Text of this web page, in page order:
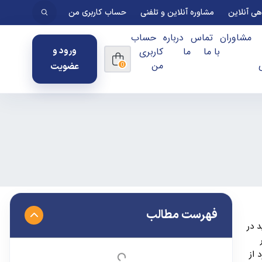
آنلاین مشاوره آنلاین و تلفنی حساب کاربری من
مشاوران تماس
با ما
درباره
ما
حساب
کاربری
من
0
ورود و
عضویت
در
از
فهرست مطالب